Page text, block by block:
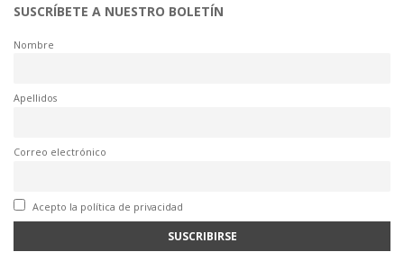
SUSCRÍBETE A NUESTRO BOLETÍN
Nombre
Apellidos
Correo electrónico
Acepto la política de privacidad